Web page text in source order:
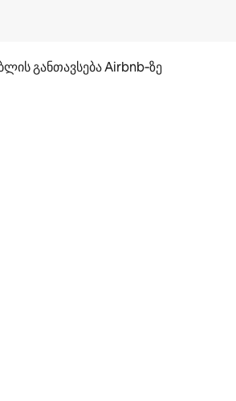
განთავსება Airbnb‑ზე
ჟესტები.